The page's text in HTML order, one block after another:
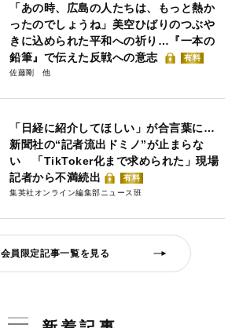
「あの時、広島の人たちは、もっと熱か
ったのでしょうね」美空ひばりのつぶや
きに込められた平和への祈り…『一本の
鉛筆』で伝えた反戦への意志
有料
佐藤剛
「日経に紹介してほしい」が合言葉に…
新聞社の“記者流出ドミノ”が止まらな
い 「TikToker化まで求められた」現場
記者から不満続出
有料
集英社オンライン編集部ニュース班
会員限定記事一覧を見る